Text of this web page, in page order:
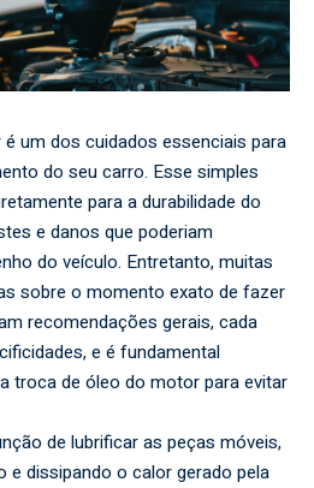
um dos cuidados essenciais para
do seu carro. Esse simples
para a durabilidade do
e danos que poderiam
do veículo. Entretanto, muitas
sobre o momento exato de fazer
recomendações gerais, cada
e é fundamental
troca de óleo do motor para evitar
de lubrificar as peças móveis,
e dissipando o calor gerado pela